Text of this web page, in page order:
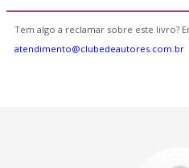
Tem algo a reclamar sobre este livro?
atendimento@clubedeautores.com.br